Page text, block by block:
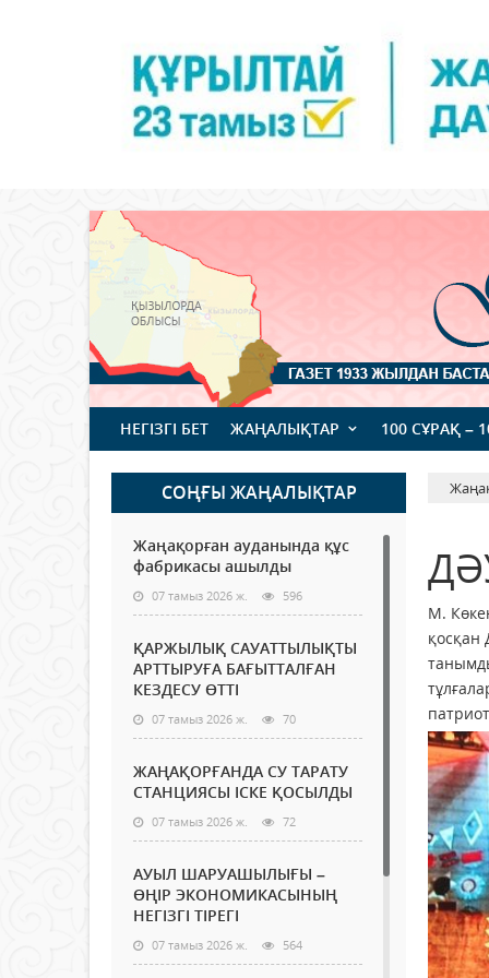
НЕГІЗГІ БЕТ ЖАҢАЛЫҚТАР 100 СҰРАҚ –
СОҢҒЫ ЖАҢАЛЫҚТАР
Жаңақорған ауданында құс
фабрикасы ашылды
07 тамыз 2026 ж. 596
ҚАРЖЫЛЫҚ САУАТТЫЛЫҚТЫ
АРТТЫРУҒА БАҒЫТТАЛҒАН
КЕЗДЕСУ ӨТТІ
07 тамыз 2026 ж. 70
ЖАҢАҚОРҒАНДА СУ ТАРАТУ
СТАНЦИЯСЫ ІСКЕ ҚОСЫЛДЫ
07 тамыз 2026 ж. 72
АУЫЛ ШАРУАШЫЛЫҒЫ –
ӨҢІР ЭКОНОМИКАСЫНЫҢ
НЕГІЗГІ ТІРЕГІ
07 тамыз 2026 ж. 564
М.